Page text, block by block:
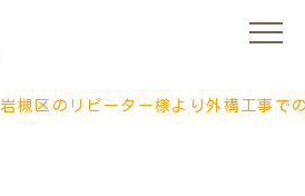
岩槻区のリピーター様より外構工事で